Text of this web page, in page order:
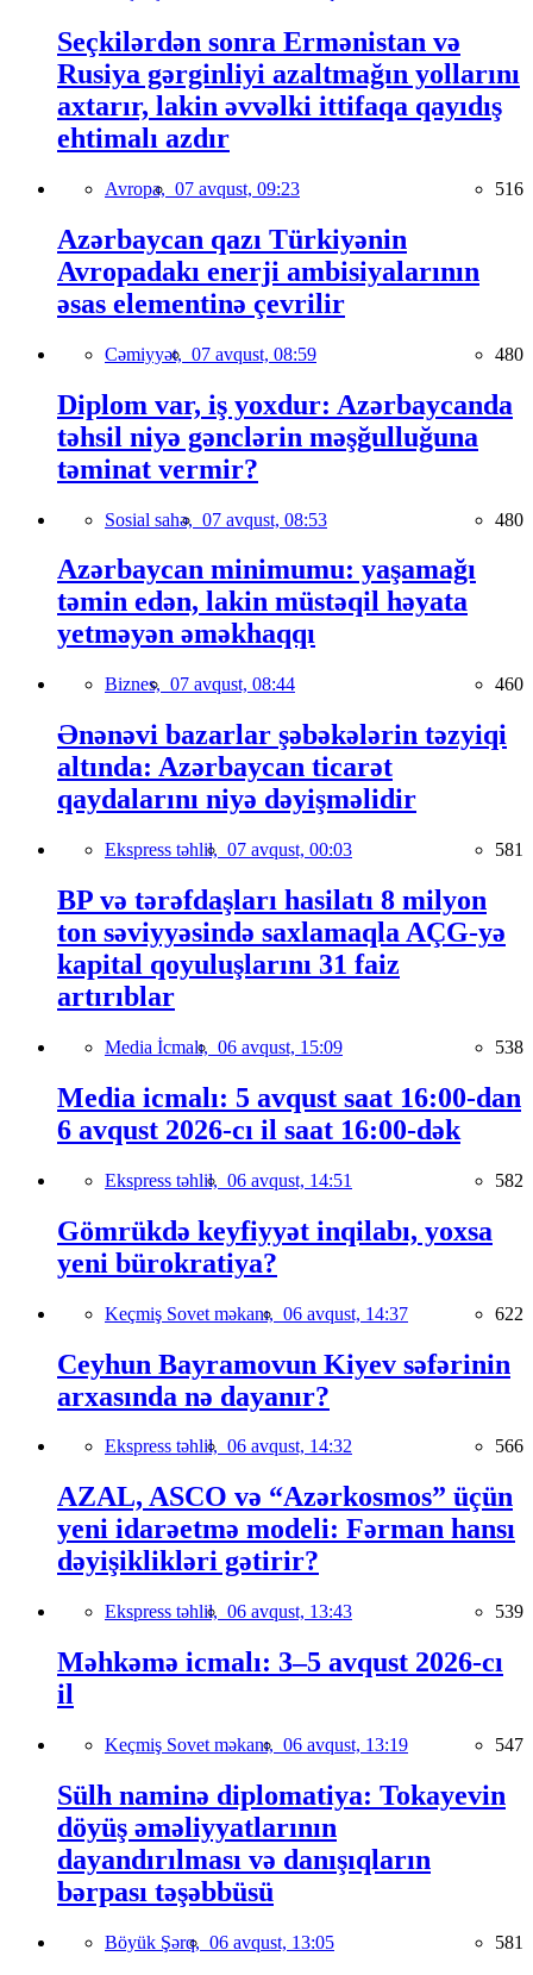
Seçkilərdən sonra Ermənistan və
Rusiya gərginliyi azaltmağın yollarını
axtarır, lakin əvvəlki ittifaqa qayıdış
ehtimalı azdır
Avropa, 07 avqust, 09:23 516
Azərbaycan qazı Türkiyənin
Avropadakı enerji ambisiyalarının
əsas elementinə çevrilir
Cəmiyyət, 07 avqust, 08:59 480
Diplom var, iş yoxdur: Azərbaycanda
təhsil niyə gənclərin məşğulluğuna
təminat vermir?
Sosial sahə, 07 avqust, 08:53 480
Azərbaycan minimumu: yaşamağı
təmin edən, lakin müstəqil həyata
yetməyən əməkhaqqı
Biznes, 07 avqust, 08:44 460
Ənənəvi bazarlar şəbəkələrin təzyiqi
altında: Azərbaycan ticarət
qaydalarını niyə dəyişməlidir
Ekspress təhlil, 07 avqust, 00:03 581
BP və tərəfdaşları hasilatı 8 milyon
ton səviyyəsində saxlamaqla AÇG-yə
kapital qoyuluşlarını 31 faiz
artırıblar
Media İcmalı, 06 avqust, 15:09 538
Media icmalı: 5 avqust saat 16:00-dan
6 avqust 2026-cı il saat 16:00-dək
Ekspress təhlil, 06 avqust, 14:51 582
Gömrükdə keyfiyyət inqilabı, yoxsa
yeni bürokratiya?
Keçmiş Sovet məkanı, 06 avqust, 14:37 622
Ceyhun Bayramovun Kiyev səfərinin
arxasında nə dayanır?
Ekspress təhlil, 06 avqust, 14:32 566
AZAL, ASCO və “Azərkosmos” üçün
yeni idarəetmə modeli: Fərman hansı
dəyişiklikləri gətirir?
Ekspress təhlil, 06 avqust, 13:43 539
Məhkəmə icmalı: 3–5 avqust 2026-cı
il
Keçmiş Sovet məkanı, 06 avqust, 13:19 547
Sülh naminə diplomatiya: Tokayevin
döyüş əməliyyatlarının
dayandırılması və danışıqların
bərpası təşəbbüsü
Böyük Şərq, 06 avqust, 13:05 581